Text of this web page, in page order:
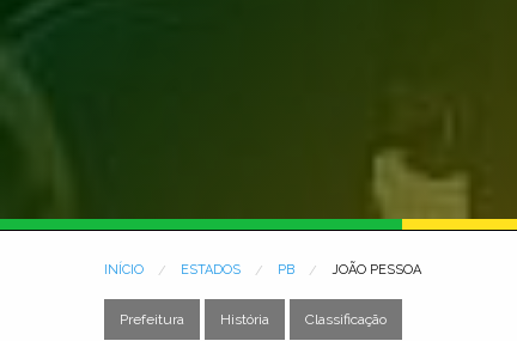
INÍCIO ESTADOS PB JOÃO PESSOA
Prefeitura História Classificação